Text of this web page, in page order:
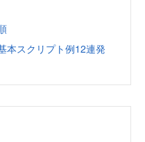
本スクリプト例12連発